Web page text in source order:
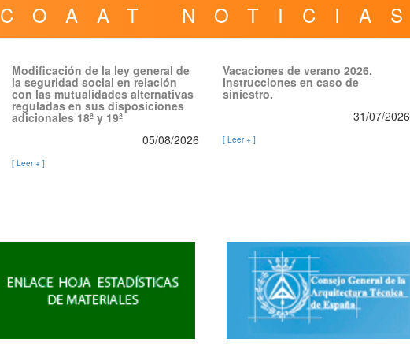
COAAT NOTICIAS
Modificación de la ley general de
la seguridad social en relación
con las mutualidades alternativas
reguladas en sus disposiciones
adicionales 18ª y 19ª
05/08/2026
[ Leer + ]
Vacaciones de verano 2026.
Instrucciones en caso de
siniestro.
31/07/2026
[ Leer + ]